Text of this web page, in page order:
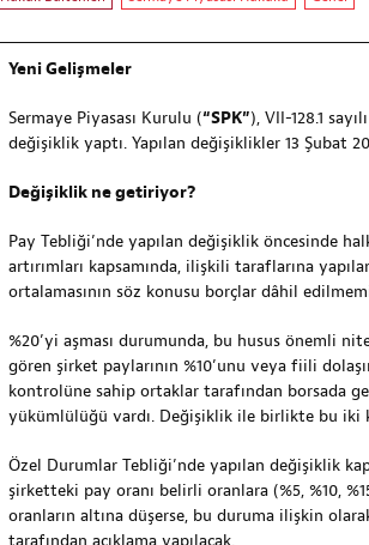
Yeni Gelişmeler
Sermaye Piyasası Kurulu (“SPK”), VII-128.1
değişiklik yaptı. Yapılan değişiklikler 13 Şubat
Değişiklik ne getiriyor?
Pay Tebliği’nde yapılan değişiklik öncesinde
artırımları kapsamında, ilişkili taraflarına
ortalamasının söz konusu borçlar dâhil
%20’yi aşması durumunda, bu husus önemli
gören şirket paylarının %10’unu veya fiili
kontrolüne sahip ortaklar tarafından borsada
yükümlülüğü vardı. Değişiklik ile birlikte bu iki
Özel Durumlar Tebliği’nde yapılan değişiklik
şirketteki pay oranı belirli oranlara (%5, %10,
oranların altına düşerse, bu duruma ilişkin